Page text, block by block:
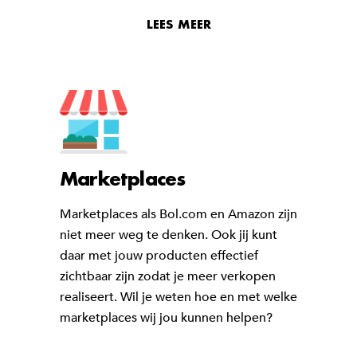
LEES MEER
Marketplaces
Marketplaces als Bol.com en Amazon zijn
niet meer weg te denken. Ook jij kunt
daar met jouw producten effectief
zichtbaar zijn zodat je meer verkopen
realiseert. Wil je weten hoe en met welke
marketplaces wij jou kunnen helpen?